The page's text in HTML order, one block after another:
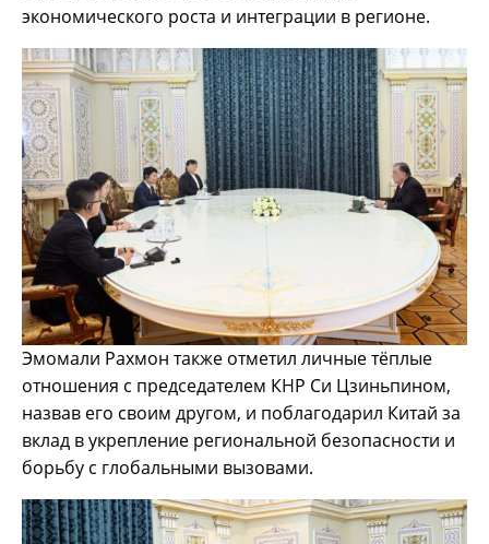
экономического роста и интеграции в регионе.
Эмомали Рахмон также отметил личные тёплые
отношения с председателем КНР Си Цзиньпином,
назвав его своим другом, и поблагодарил Китай за
вклад в укрепление региональной безопасности и
борьбу с глобальными вызовами.